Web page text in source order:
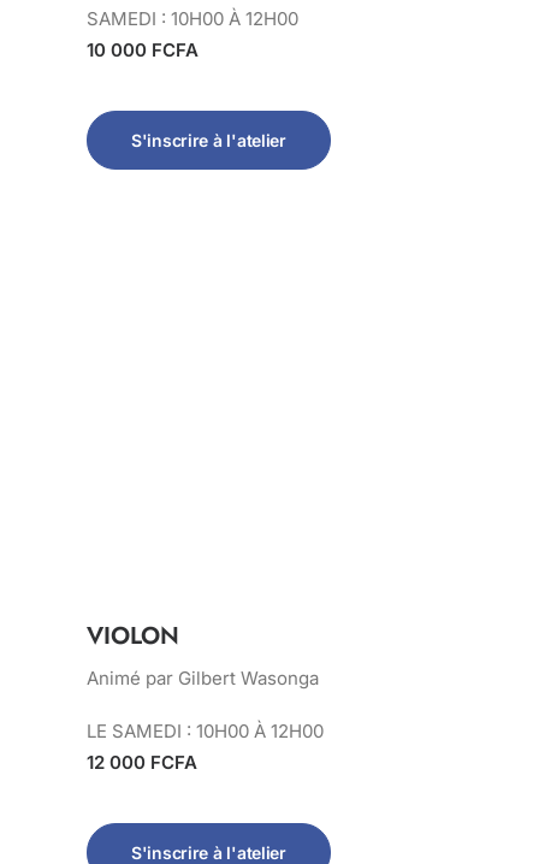
SAMEDI : 10H00 À 12H00
10 000 FCFA
S'inscrire à l'atelier
VIOLON
Animé par Gilbert Wasonga
LE SAMEDI : 10H00 À 12H00
12 000 FCFA
S'inscrire à l'atelier